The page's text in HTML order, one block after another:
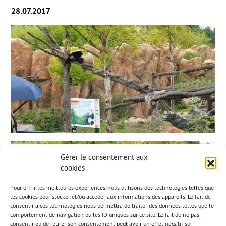
Gérer le consentement aux
cookies
Pour offrir les meilleures expériences, nous utilisons des technologies telles que
les cookies pour stocker et/ou accéder aux informations des appareils. Le fait de
consentir à ces technologies nous permettra de traiter des données telles que le
comportement de navigation ou les ID uniques sur ce site. Le fait de ne pas
consentir ou de retirer son consentement peut avoir un effet négatif sur
28.07.2017